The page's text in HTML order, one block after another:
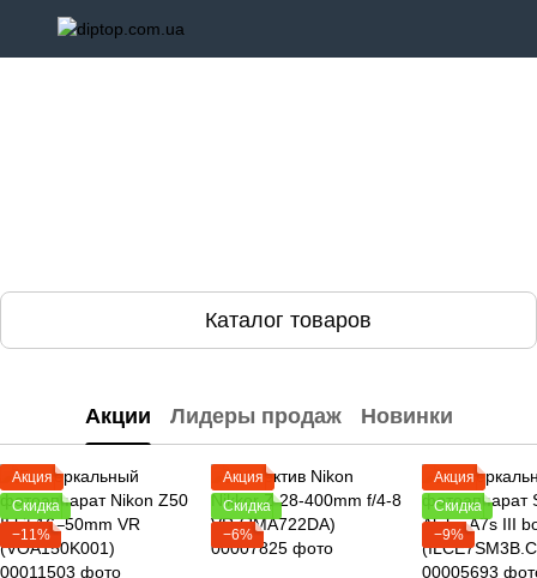
Каталог товаров
Акции Лидеры продаж Новинки
Акция
Скидка
−11%
Акция
Скидка
−6%
Акция
Скидка
−9%